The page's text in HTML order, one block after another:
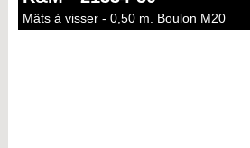
Mâts à visser - 0,50 m. Boulon M20